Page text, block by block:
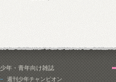
少年・青年向け雑誌
週刊少年チャンピオン